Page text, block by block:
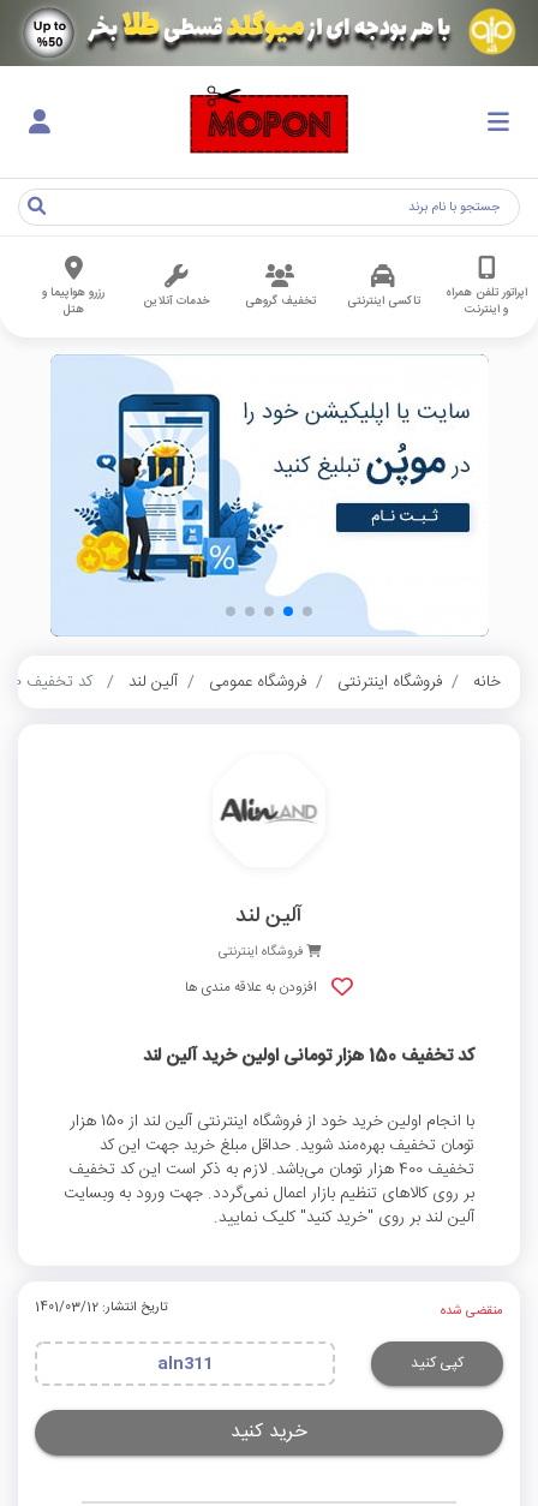
اپراتور تلفن همراه
و اینترنت
تاکسی اینترنتی تخفیف گروهی خدمات آنلاین
رزرو هواپیما و
هتل
خانه فروشگاه اینترنتی فروشگاه عمومی آلین لند کد تخفیف 150 هزار تومانی اولین خرید آلین لند
آلین لند
فروشگاه اینترنتی
افزودن به علاقه مندی ها
کد تخفیف 150 هزار تومانی اولین خرید آلین لند
با انجام اولین خرید خود از فروشگاه اینترنتی آلین لند از 150 هزار
تومان تخفیف بهره‌مند شوید. حداقل مبلغ خرید جهت این کد
تخفیف 400 هزار تومان می‌باشد. لازم به ذکر است این کد تخفیف
بر روی کالاهای تنظیم بازار اعمال نمی‌گردد. جهت ورود به وبسایت
آلین لند بر روی "خرید کنید" کلیک نمایید.
منقضی شده تاریخ انتشار: 1401/03/12
کپی کنید aln311
خرید کنید